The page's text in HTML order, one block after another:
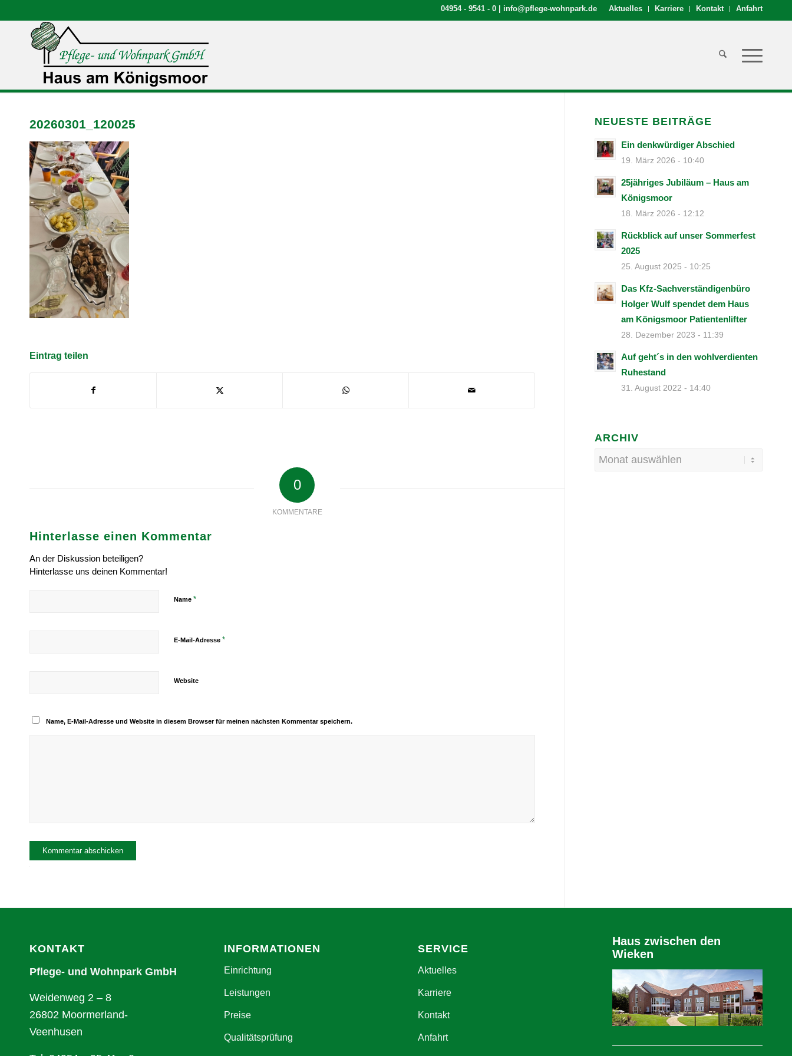
Aktuelles Karriere Kontakt Anfahrt
04954 - 9541 - 0 info@pflege-wohnpark.de
20260301_120025
Eintrag teilen
0
KOMMENTARE
Hinterlasse einen Kommentar
An der Diskussion beteiligen?
Hinterlasse uns deinen Kommentar!
Name *
E-Mail-Adresse *
Website
Name, E-Mail-Adresse und Website in diesem Browser für meinen nächsten Kommentar speichern.
NEUESTE BEITRÄGE
Ein denkwürdiger Abschied
19. März 2026 - 10:40
25jähriges Jubiläum – Haus am
Königsmoor
18. März 2026 - 12:12
Rückblick auf unser Sommerfest
2025
25. August 2025 - 10:25
Das Kfz-Sachverständigenbüro
Holger Wulf spendet dem Haus
am Königsmoor Patientenlifter
28. Dezember 2023 - 11:39
Auf geht´s in den wohlverdienten
Ruhestand
31. August 2022 - 14:40
ARCHIV
KONTAKT
Pflege- und Wohnpark GmbH
Weidenweg 2 – 8
26802 Moormerland-
Veenhusen
INFORMATIONEN
Einrichtung
Leistungen
Preise
Qualitätsprüfung
SERVICE
Aktuelles
Karriere
Kontakt
Anfahrt
Haus zwischen den
Wieken